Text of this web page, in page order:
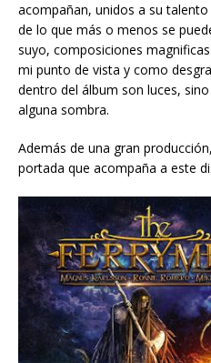
acompañan, unidos a su
de lo que más o menos se
suyo, composiciones
mi punto de vista y como
dentro del álbum son luces,
alguna sombra.
Además de una gran
portada que acompaña a este